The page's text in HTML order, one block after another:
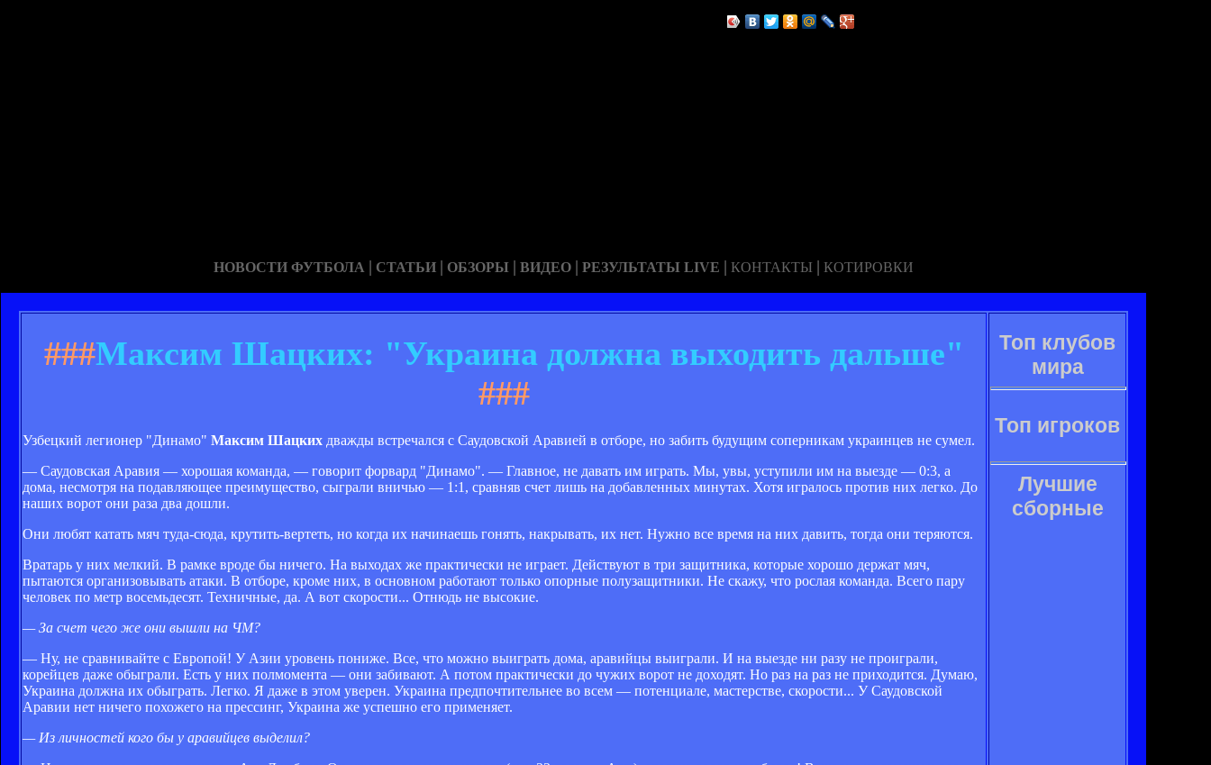
НОВОСТИ ФУТБОЛА | СТАТЬИ | ОБЗОРЫ | ВИДЕО | РЕЗУЛЬТАТЫ LIVE | КОНТАКТЫ | КОТИРОВКИ
###Максим Шацких: "Украина должна выходить дальше"
###
Узбецкий легионер "Динамо" Максим Шацких дважды встречался с Саудовской Аравией в отборе, но забить будущим соперникам украинцев не сумел.
— Саудовская Аравия — хорошая команда, — говорит форвард "Динамо". — Главное, не давать им играть. Мы, увы, уступили им на выезде — 0:3, а
дома, несмотря на подавляющее преимущество, сыграли вничью — 1:1, сравняв счет лишь на добавленных минутах. Хотя игралось против них легко. До
наших ворот они раза два дошли.
Они любят катать мяч туда-сюда, крутить-вертеть, но когда их начинаешь гонять, накрывать, их нет. Нужно все время на них давить, тогда они теряются.
Вратарь у них мелкий. В рамке вроде бы ничего. На выходах же практически не играет. Действуют в три защитника, которые хорошо держат мяч,
пытаются организовывать атаки. В отборе, кроме них, в основном работают только опорные полузащитники. Не скажу, что рослая команда. Всего пару
человек по метр восемьдесят. Техничные, да. А вот скорости... Отнюдь не высокие.
— За счет чего же они вышли на ЧМ?
— Ну, не сравнивайте с Европой! У Азии уровень пониже. Все, что можно выиграть дома, аравийцы выиграли. И на выезде ни разу не проиграли,
корейцев даже обыграли. Есть у них полмомента — они забивают. А потом практически до чужих ворот не доходят. Но раз на раз не приходится. Думаю,
Украина должна их обыграть. Легко. Я даже в этом уверен. Украина предпочтительнее во всем — потенциале, мастерстве, скорости... У Саудовской
Аравии нет ничего похожего на прессинг, Украина же успешно его применяет.
— Из личностей кого бы у аравийцев выделил?
Топ клубов
мира
Топ игроков
Лучшие
сборные